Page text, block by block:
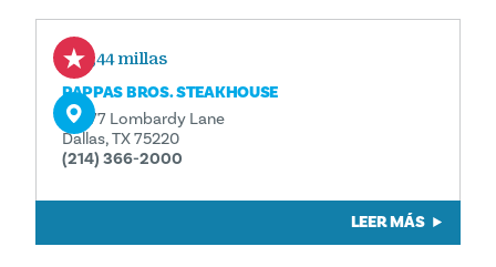
0,44 millas
PAPPAS BROS. STEAKHOUSE
10477 Lombardy Lane
Dallas, TX 75220
(214) 366-2000
LEER MÁS